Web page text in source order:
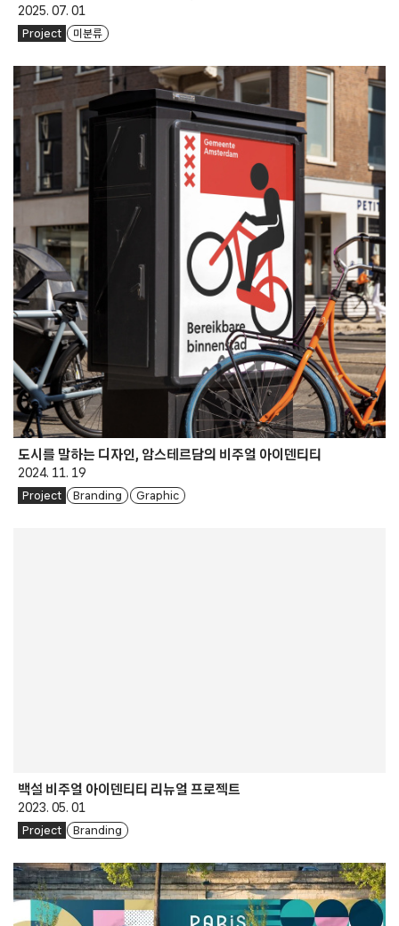
2025. 07. 01
Project 미분류
도시를 말하는 디자인, 암스테르담의 비주얼 아이덴티티
2024. 11. 19
Project Branding Graphic
백설 비주얼 아이덴티티 리뉴얼 프로젝트
2023. 05. 01
Project Branding